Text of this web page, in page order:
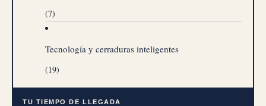
(7)
Tecnología y cerraduras inteligentes
(19)
TU TIEMPO DE LLEGADA